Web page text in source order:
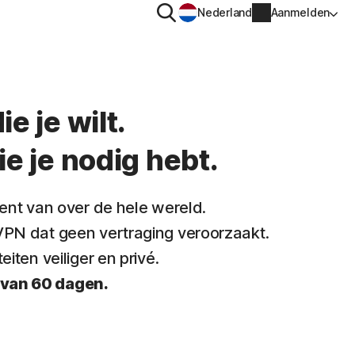
iOS™
ZoekenNederland Aanmelden
Accountgegevens
Factureringsgegevens
Verlengen
je wilt.
je nodig hebt.
van over de hele wereld.
dat geen vertraging veroorzaakt.
veiliger en privé.
60 dagen.